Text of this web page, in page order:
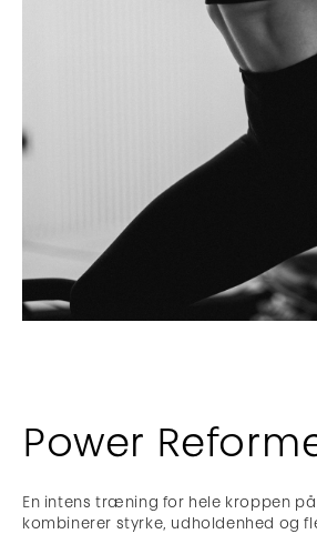
Power
En intens træning for hele kroppen
kombinerer styrke, udholdenhed og